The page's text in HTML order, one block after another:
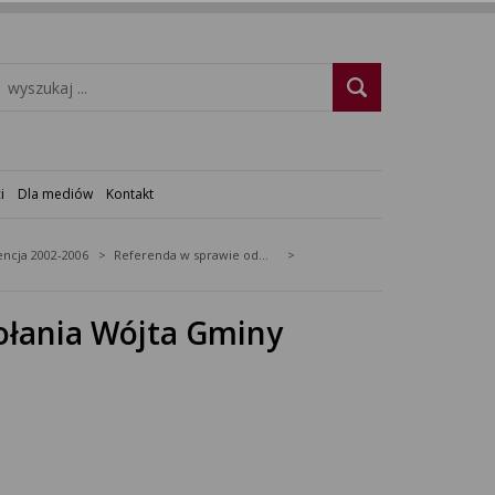
Dla mediów Kontakt
2002-2006
Referenda w sprawie odwołania organu (rady lub wójta)
Wójta Gminy